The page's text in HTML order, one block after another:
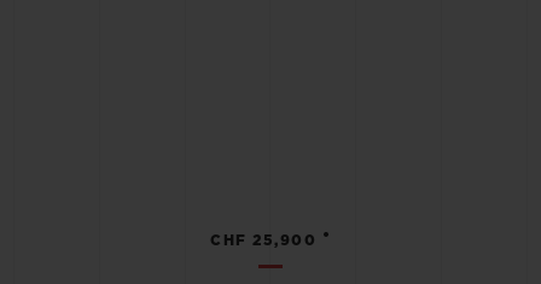
CHF 25,900 •